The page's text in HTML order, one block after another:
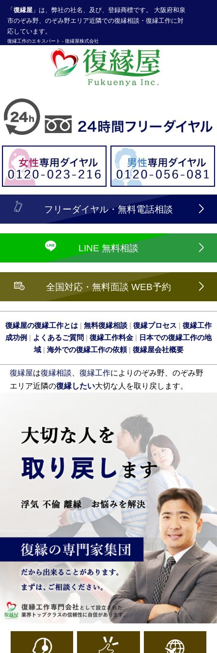
「 復縁屋 」は、弊社の社名、及び、登録商標です。 大阪府和泉
市のぞみ野、のぞみ野エリア近隣での復縁相談・復縁工作に対
応しています。
復縁工作のエキスパート - 復縁屋株式会社
探偵業届出登録番号30210286号
フリーダイヤル・無料電話相談
LINE 無料相談
全国対応・無料面談 WEB予約
復縁屋の復縁工作とは | 無料復縁相談 | 復縁プロセス | 復縁工作
成功例 | よくあるご質問 | 復縁工作料金 | 日本での復縁工作の地
域| 海外での復縁工作の依頼| 復縁屋会社概要
復縁屋は復縁相談 復縁工作によりのぞみ野、のぞみ野
エリア近隣の復縁したい大切な人を取り戻します。